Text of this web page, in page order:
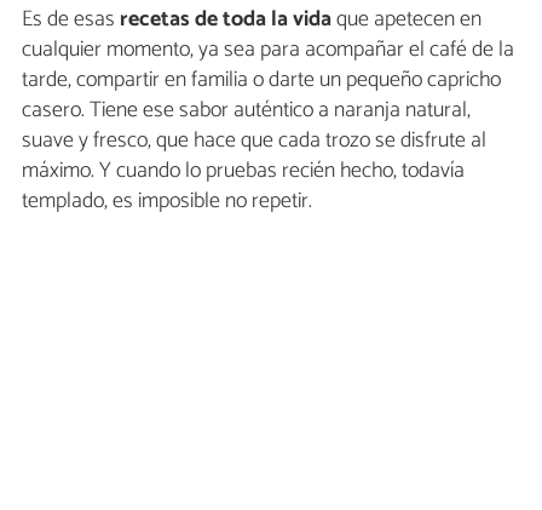
Es de esas recetas de toda la vidaque apetecen en
cualquier momento, ya sea para acompañar el café de la
tarde, compartir en familia o darte un pequeño capricho
casero. Tiene ese sabor auténtico a naranja natural,
suave y fresco, que hace que cada trozo se disfrute al
máximo. Y cuando lo pruebas recién hecho, todavía
templado, es imposible no repetir.